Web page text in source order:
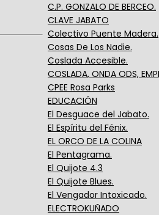
C.P. GONZALO DE BERCEO.
CLAVE JABATO
Colectivo Puente Madera.
Cosas De Los Nadie.
Coslada Accesible.
COSLADA, ONDA ODS,
CPEE Rosa Parks
EDUCACIÓN
El Desguace del Jabato.
El Espíritu del Fénix.
EL ORCO DE LA COLINA
El Pentagrama.
El Quijote 4.3
El Quijote Blues.
El Vengador Intoxicado.
ELECTROKUÑADO